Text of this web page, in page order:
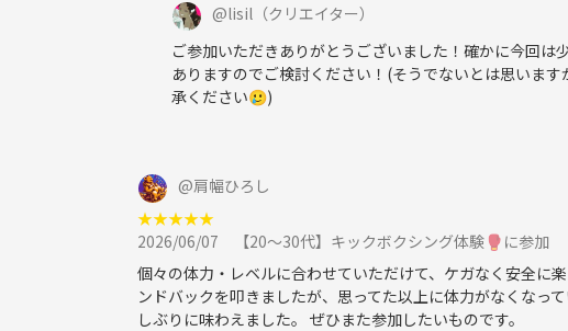
@lisil （クリエイター）
ご参加いただきありがとうございました！確かに今回
ありますのでご検討ください！(そうでないとは思いま
承ください🥲)
@肩幅ひろし
★★★★★
2026/06/07
【20〜30代】キックボクシング体験🥊に参加
個々の体力・レベルに合わせていただけて、ケガなく安全に
ンドバックを叩きましたが、思ってた以上に体力がなくなっ
しぶりに味わえました。 ぜひまた参加したいものです。